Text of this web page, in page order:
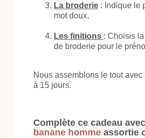
La broderie : Indique le
mot doux.
Les finitions : Choisis
de broderie pour le
Nous assemblons le tout
à 15 jours.
Complète ce cadeau
banane homme assortie